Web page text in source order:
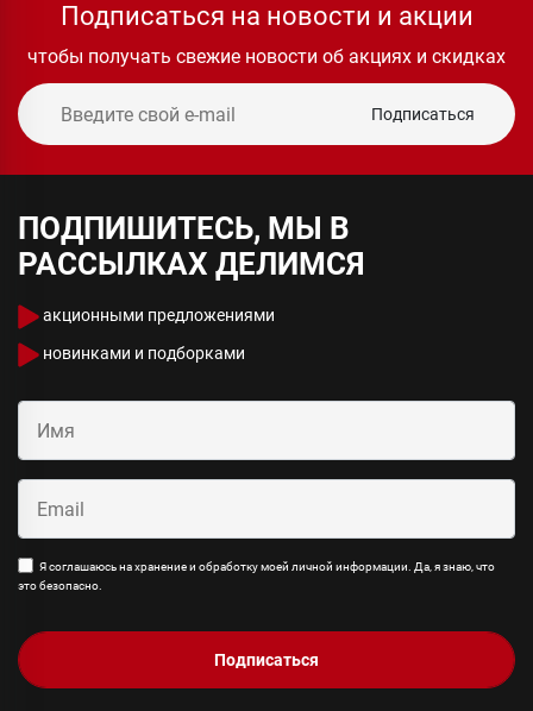
Подписаться на новости и акции
чтобы получать свежие новости об акциях и скидках
Подписаться
ПОДПИШИТЕСЬ, МЫ В
РАССЫЛКАХ ДЕЛИМСЯ
акционными предложениями
новинками и подборками
Я соглашаюсь на хранение и обработку моей личной информации. Да, я знаю, что
это безопасно.
Подписаться